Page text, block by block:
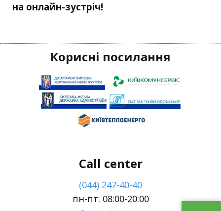
на онлайн-зустріч!
Корисні посилання
Call center
(044) 247-40-40
пн-пт: 08:00-20:00